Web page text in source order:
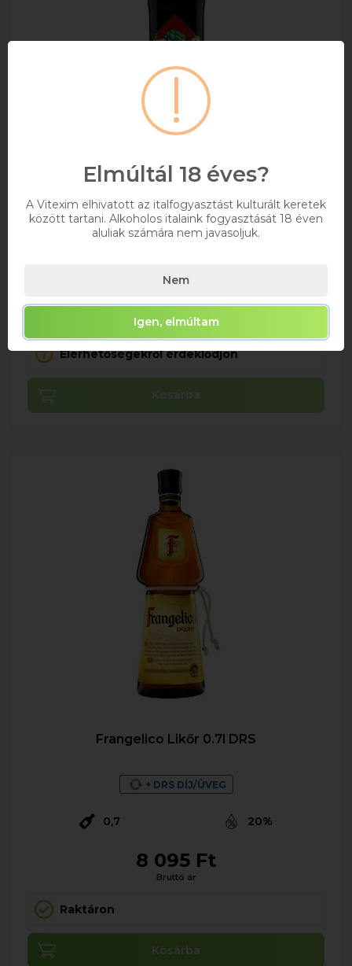
Cynar Bitter 0.7l DRS
+ DRS DÍJ/ÜVEG
6 316 Ft
Bruttó ár
Elérhetőségekről érdeklődjön
Kosárba
Frangelico Likőr 0.7l DRS
+ DRS DÍJ/ÜVEG
0,7 20%
8 095 Ft
Bruttó ár
Raktáron
Kosárba
Elmúltál 18 éves?
A Vitexim elhivatott az italfogyasztást kulturált keretek
között tartani. Alkoholos italaink fogyasztását 18 éven
aluliak számára nem javasoljuk.
Nem
Igen, elmúltam